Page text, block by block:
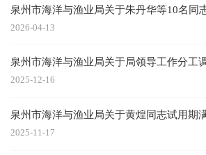
泉州市海洋与渔业局关于朱丹华等10名同
2026-04-13
泉州市海洋与渔业局关于局领导工作分工
2025-12-16
泉州市海洋与渔业局关于黄煌同志试用期
2025-11-17